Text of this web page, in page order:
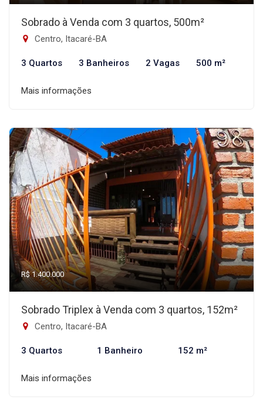
Sobrado à Venda com 3 quartos, 500m²
Centro, Itacaré-BA
3 Quartos 3 Banheiros 2 Vagas 500 m²
Mais informações
R$ 1.400.000
Sobrado Triplex à Venda com 3 quartos, 152m²
Centro, Itacaré-BA
3 Quartos 1 Banheiro 152 m²
Mais informações